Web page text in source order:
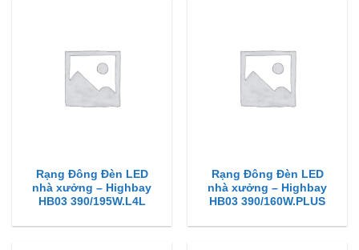
Rạng Đông Đèn LED
nhà xưởng – Highbay
HB03 390/195W.L4L
Rạng Đông Đèn LED
nhà xưởng – Highbay
HB03 390/160W.PLUS